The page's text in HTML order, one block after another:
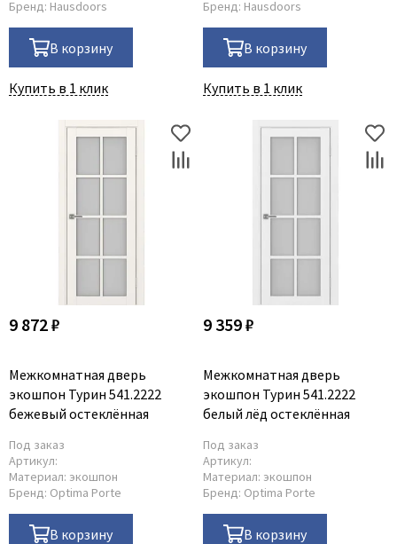
Бренд: Hausdoors
В корзину
Купить в 1 клик
Бренд: Hausdoors
В корзину
Купить в 1 клик
9 872 ₽
Межкомнатная дверь
экошпон Турин 541.2222
бежевый остеклённая
Под заказ
Артикул:
Материал: экошпон
Бренд: Optima Porte
В корзину
9 359 ₽
Межкомнатная дверь
экошпон Турин 541.2222
белый лёд остеклённая
Под заказ
Артикул:
Материал: экошпон
Бренд: Optima Porte
В корзину